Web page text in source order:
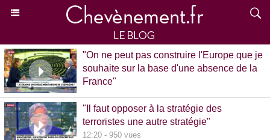
"On ne peut pas construire l'Europe que je
souhaite sur la base d'une absence de la
France"
"Il faut opposer à la stratégie des
terroristes une autre stratégie"
12:20 - 950 vues